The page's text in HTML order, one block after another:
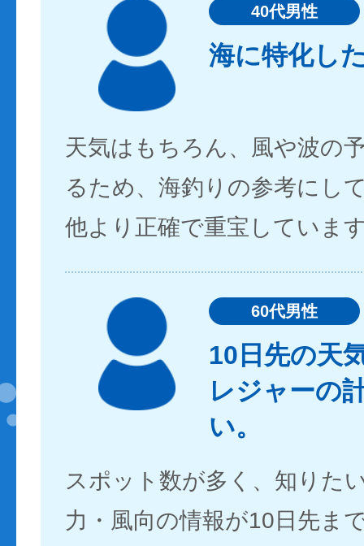
40代男性
海に特化し
天気はもちろん、風や波の
るため、海釣りの参考にし
他より正確で重宝していま
60代男性
10日先の天
レジャーの
い。
スポット数が多く、知りた
力・風向の情報が10日先ま